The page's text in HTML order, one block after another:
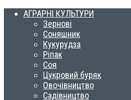
АГРАРНІ КУЛЬТУРИ
Зернові
Соняшник
Кукурудза
Ріпак
Соя
Цукровий буряк
Овочівництво
Садівництво